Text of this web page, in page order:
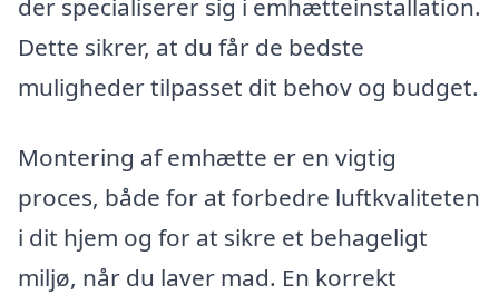
Dette sikrer, at du får de bedste
muligheder tilpasset dit behov og budget.
Montering af emhætte er en vigtig
proces, både for at forbedre luftkvaliteten
i dit hjem og for at sikre et behageligt
miljø, når du laver mad. En korrekt